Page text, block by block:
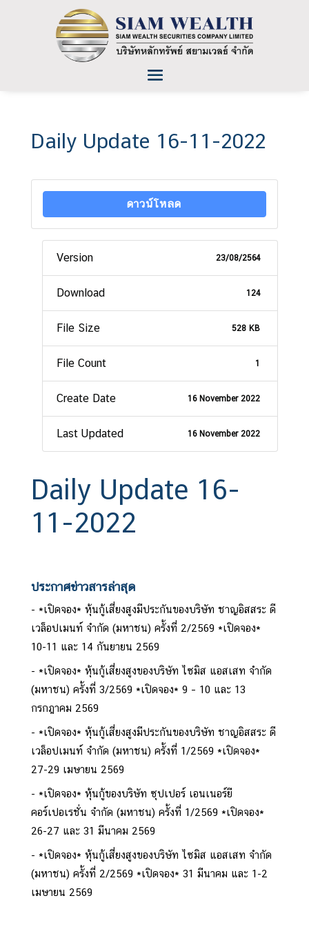
Daily Update 16-11-2022
ดาวน์โหลด
Version 23/08/2564
Download 124
File Size 528 KB
File Count 1
Create Date 16 November 2022
Last Updated 16 November 2022
Daily Update 16-
11-2022
ประกาศข่าวสารล่าสุด
*เปิดจอง* หุ้นกู้เสี่ยงสูงมีประกันของบริษัท ชาญอิสสระ ดี
เวล็อปเมนท์ จำกัด (มหาชน) ครั้งที่ 2/2569 *เปิดจอง*
10-11 และ 14 กันยายน 2569
*เปิดจอง* หุ้นกู้เสี่ยงสูงของบริษัท ไซมิส แอสเสท จำกัด
(มหาชน) ครั้งที่ 3/2569 *เปิดจอง* 9 – 10 และ 13
กรกฎาคม 2569
*เปิดจอง* หุ้นกู้เสี่ยงสูงมีประกันของบริษัท ชาญอิสสระ ดี
เวล็อปเมนท์ จำกัด (มหาชน) ครั้งที่ 1/2569 *เปิดจอง*
27-29 เมษายน 2569
*เปิดจอง* หุ้นกู้ของบริษัท ซุปเปอร์ เอนเนอร์ยี
คอร์เปอเรชั่น จำกัด (มหาชน) ครั้งที่ 1/2569 *เปิดจอง*
26-27 และ 31 มีนาคม 2569
*เปิดจอง* หุ้นกู้เสี่ยงสูงของบริษัท ไซมิส แอสเสท จำกัด
(มหาชน) ครั้งที่ 2/2569 *เปิดจอง* 31 มีนาคม และ 1-2
เมษายน 2569